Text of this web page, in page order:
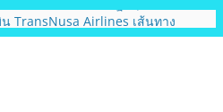
ท. ต้อนรับเที่ยวบินปฐมฤกษ์สายการ
TransNusa Airlines เส้นทาง